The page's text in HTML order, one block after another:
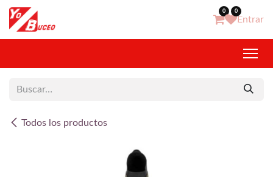
Ir al contenido 0 0
Entrar
Todos los productos